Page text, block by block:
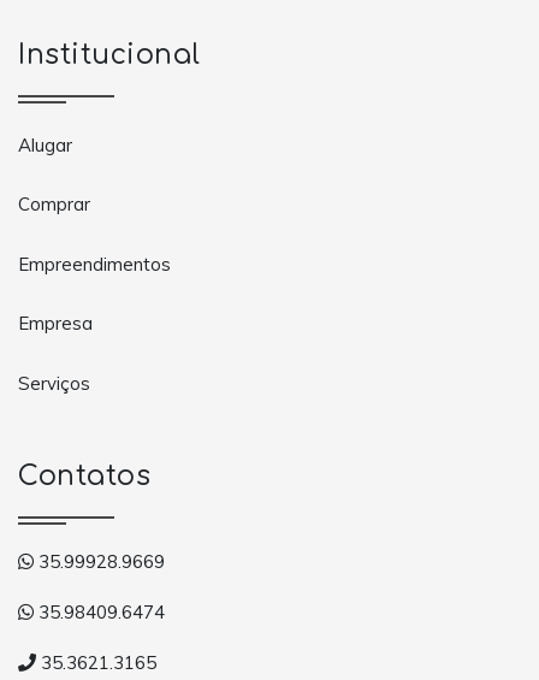
Institucional
Alugar
Comprar
Empreendimentos
Empresa
Serviços
Contatos
35.99928.9669
35.98409.6474
35.3621.3165